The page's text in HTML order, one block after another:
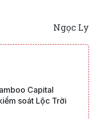
Ngọc Ly
Capital
soát Lộc Trời